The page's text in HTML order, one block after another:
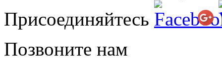
Присоединяйтесь
Позвоните нам